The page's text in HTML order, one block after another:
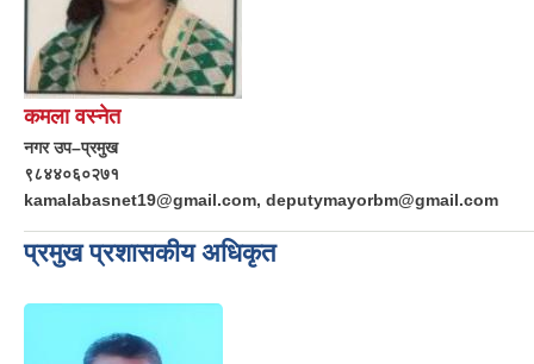
कमला वस्नेत
नगर उप–प्रमुख
९८४४०६०२७१
kamalabasnet19@gmail.com, deputymayorbm@gmail.com
प्रमुख प्रशासकीय अधिकृत